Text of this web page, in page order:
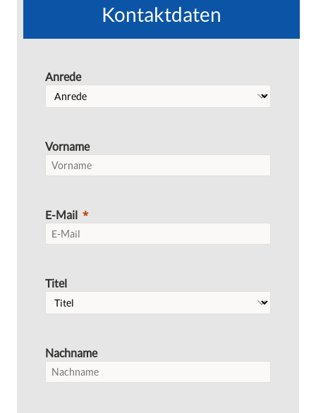
Kontaktdaten
Anrede
Vorname
E-Mail
Titel
Nachname